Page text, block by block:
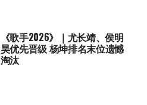
《歌手2026》｜尤长靖、侯明
昊优先晋级 杨坤排名末位遗憾
淘汰